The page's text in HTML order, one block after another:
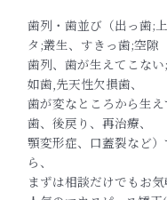
歯列・歯並び（出っ歯;
タ;叢生、すきっ歯;空隙
歯列、歯が生えてこな
如歯,先天性欠損歯、
歯が変なところから生
歯、後戻り、再治療、
顎変形症、口蓋裂など
ら、
まずは相談だけでもお気